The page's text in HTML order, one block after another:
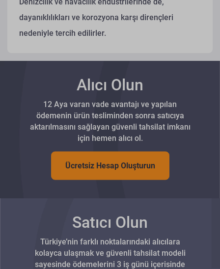
dayanıklılıkları ve korozyona karşı dirençleri
nedeniyle tercih edilirler.
Alıcı Olun
12 Aya varan vade avantajı ve yapılan
ödemenin ürün tesliminden sonra satıcıya
aktarılmasını sağlayan güvenli tahsilat imkanı
için hemen alıcı ol.
Ücretsiz Hesap Oluşturun
Satıcı Olun
Türkiye’nin farklı noktalarındaki alıcılara
kolayca ulaşmak ve güvenli tahsilat modeli
sayesinde ödemelerini 3 iş günü içerisinde